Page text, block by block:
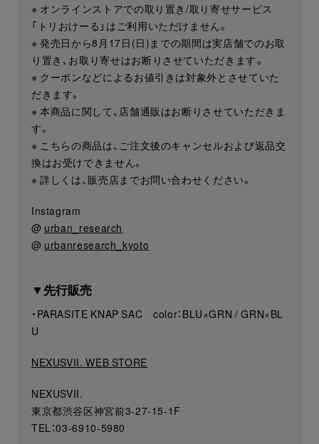
※ オンラインストアでの取り置き/取り寄せサービス
「トリおけーる」はご利用いただけません。
※ 発売日から8月17日(日)までの期間は実店舗でのお取
り置き、お取り寄せはお断りさせていただきます⁡。
※ クーポンなどによるお値引きは対象外とさせていた
だきます。
※ 本商品に関して、店舗通販はお断りさせていただきま
す。
※ こちらの商品は、ご注文後のキャンセルおよび返品交
換はお受けできません。
※ 詳しくは、販売店までお問い合わせください。
Instagram
@ urban_research
@ urbanresearch_kyoto
▼先行販売
・PARASITE KNAP SAC color：BLU×GRN / GRN×BL
U
NEXUSVII. WEB STORE
NEXUSVII.
東京都渋谷区神宮前3-27-15-1F
TEL：03-6910-5980